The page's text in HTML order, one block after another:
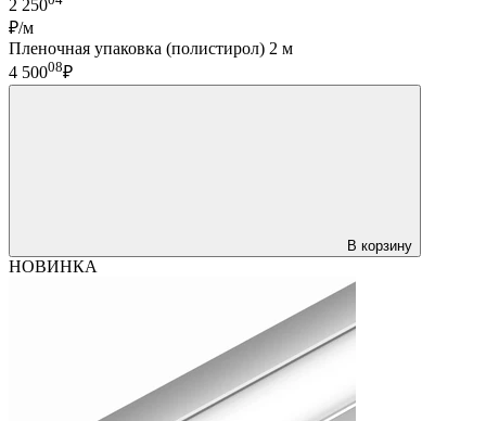
2 250
₽/м
Пленочная упаковка (полистирол) 2 м
4 50008₽
В корзину
НОВИНКА